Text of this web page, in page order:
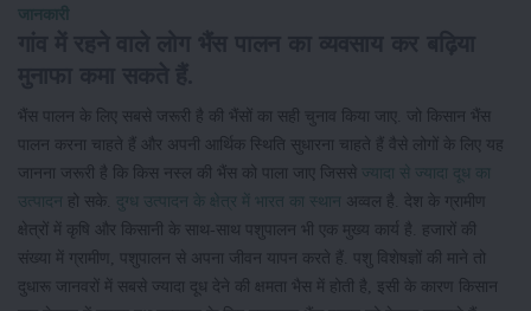
जानकारी
भैंस पालन के लिए सबसे जरूरी है की भैंसों का सही चुनाव किया जाए. जो किसान भैंस
पालन करना चाहते हैं और अपनी आर्थिक स्थिति सुधारना चाहते हैं वैसे लोगों के लिए यह
जानना जरूरी है कि किस नस्ल की भैंस को पाला जाए जिससे
ज्यादा से ज्यादा दूध का
उत्पादन हो सके. दुग्ध उत्पादन के क्षेत्र में भारत का स्थान अव्वल है. देश के ग्रामीण
क्षेत्रों में कृषि और किसानी के साथ-साथ पशुपालन भी एक मुख्य कार्य है. हजारों की
संख्या में ग्रामीण, पशुपालन से अपना जीवन यापन करते हैं. पशु विशेषज्ञों की माने तो
दुधारू जानवरों में सबसे ज्यादा दूध देने की क्षमता भैस में होती है, इसी के कारण किसान